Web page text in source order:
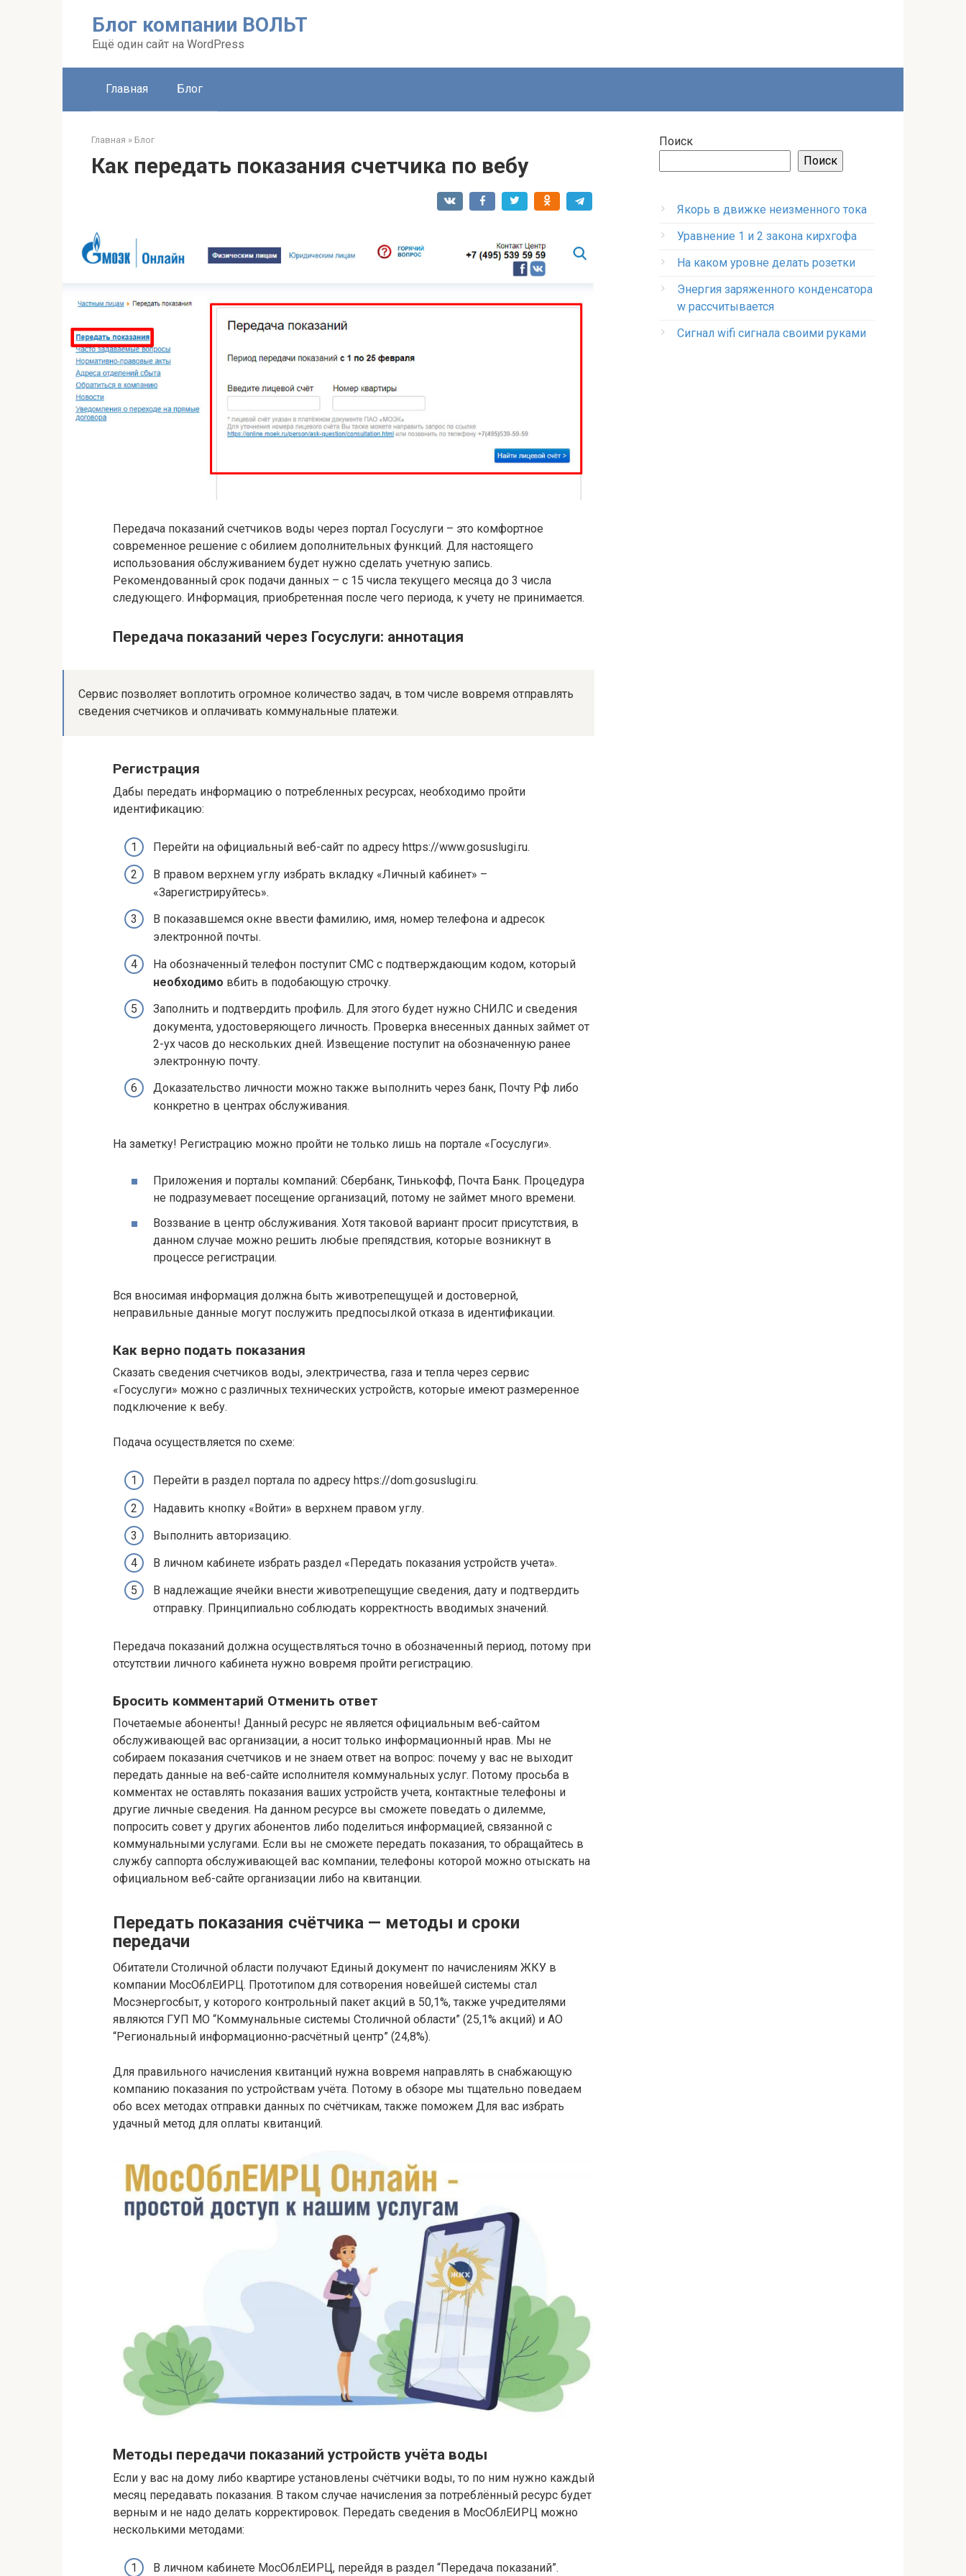
Блог компании ВОЛЬТ
Ещё один сайт на WordPress
Главная Блог
Главная » Блог
Как передать показания счетчика по вебу
Передача показаний счетчиков воды через портал Госуслуги – это комфортное
современное решение с обилием дополнительных функций. Для настоящего
использования обслуживанием будет нужно сделать учетную запись.
Рекомендованный срок подачи данных – с 15 числа текущего месяца до 3 числа
следующего. Информация, приобретенная после чего периода, к учету не принимается.
Передача показаний через Госуслуги: аннотация
Сервис позволяет воплотить огромное количество задач, в том числе вовремя отправлять
сведения счетчиков и оплачивать коммунальные платежи.
Регистрация
Дабы передать информацию о потребленных ресурсах, необходимо пройти
идентификацию:
Перейти на официальный веб-сайт по адресу https://www.gosuslugi.ru.
В правом верхнем углу избрать вкладку «Личный кабинет» –
«Зарегистрируйтесь».
В показавшемся окне ввести фамилию, имя, номер телефона и адресок
электронной почты.
На обозначенный телефон поступит СМС с подтверждающим кодом, который
необходимо вбить в подобающую строчку.
Заполнить и подтвердить профиль. Для этого будет нужно СНИЛС и сведения
документа, удостоверяющего личность. Проверка внесенных данных займет от
2-ух часов до нескольких дней. Извещение поступит на обозначенную ранее
электронную почту.
Доказательство личности можно также выполнить через банк, Почту Рф либо
конкретно в центрах обслуживания.
На заметку! Регистрацию можно пройти не только лишь на портале «Госуслуги».
Приложения и порталы компаний: Сбербанк, Тинькофф, Почта Банк. Процедура
не подразумевает посещение организаций, потому не займет много времени.
Воззвание в центр обслуживания. Хотя таковой вариант просит присутствия, в
данном случае можно решить любые препядствия, которые возникнут в
процессе регистрации.
Вся вносимая информация должна быть животрепещущей и достоверной,
неправильные данные могут послужить предпосылкой отказа в идентификации.
Как верно подать показания
Сказать сведения счетчиков воды, электричества, газа и тепла через сервис
«Госуслуги» можно с различных технических устройств, которые имеют размеренное
подключение к вебу.
Подача осуществляется по схеме:
Перейти в раздел портала по адресу https://dom.gosuslugi.ru.
Надавить кнопку «Войти» в верхнем правом углу.
Выполнить авторизацию.
В личном кабинете избрать раздел «Передать показания устройств учета».
В надлежащие ячейки внести животрепещущие сведения, дату и подтвердить
отправку. Принципиально соблюдать корректность вводимых значений.
Передача показаний должна осуществляться точно в обозначенный период, потому при
отсутствии личного кабинета нужно вовремя пройти регистрацию.
Бросить комментарий Отменить ответ
Почетаемые абоненты! Данный ресурс не является официальным веб-сайтом
обслуживающей вас организации, а носит только информационный нрав. Мы не
собираем показания счетчиков и не знаем ответ на вопрос: почему у вас не выходит
передать данные на веб-сайте исполнителя коммунальных услуг. Потому просьба в
комментах не оставлять показания ваших устройств учета, контактные телефоны и
другие личные сведения. На данном ресурсе вы сможете поведать о дилемме,
попросить совет у других абонентов либо поделиться информацией, связанной с
коммунальными услугами. Если вы не сможете передать показания, то обращайтесь в
службу саппорта обслуживающей вас компании, телефоны которой можно отыскать на
официальном веб-сайте организации либо на квитанции.
Передать показания счётчика — методы и сроки
передачи
Обитатели Столичной области получают Единый документ по начислениям ЖКУ в
компании МосОблЕИРЦ. Прототипом для сотворения новейшей системы стал
Мосэнергосбыт, у которого контрольный пакет акций в 50,1%, также учредителями
являются ГУП МО “Коммунальные системы Столичной области” (25,1% акций) и АО
“Региональный информационно-расчётный центр” (24,8%).
Для правильного начисления квитанций нужна вовремя направлять в снабжающую
компанию показания по устройствам учёта. Потому в обзоре мы тщательно поведаем
обо всех методах отправки данных по счётчикам, также поможем Для вас избрать
удачный метод для оплаты квитанций.
Методы передачи показаний устройств учёта воды
Если у вас на дому либо квартире установлены счётчики воды, то по ним нужно каждый
месяц передавать показания. В таком случае начисления за потреблённый ресурс будет
верным и не надо делать корректировок. Передать сведения в МосОблЕИРЦ можно
несколькими методами:
В личном кабинете МосОблЕИРЦ, перейдя в раздел “Передача показаний”.
Поиск
Поиск
Якорь в движке неизменного тока
Уравнение 1 и 2 закона кирхгофа
На каком уровне делать розетки
Энергия заряженного конденсатора
w рассчитывается
Сигнал wifi сигнала своими руками